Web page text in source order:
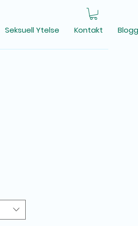
Seksuell Ytelse Kontakt